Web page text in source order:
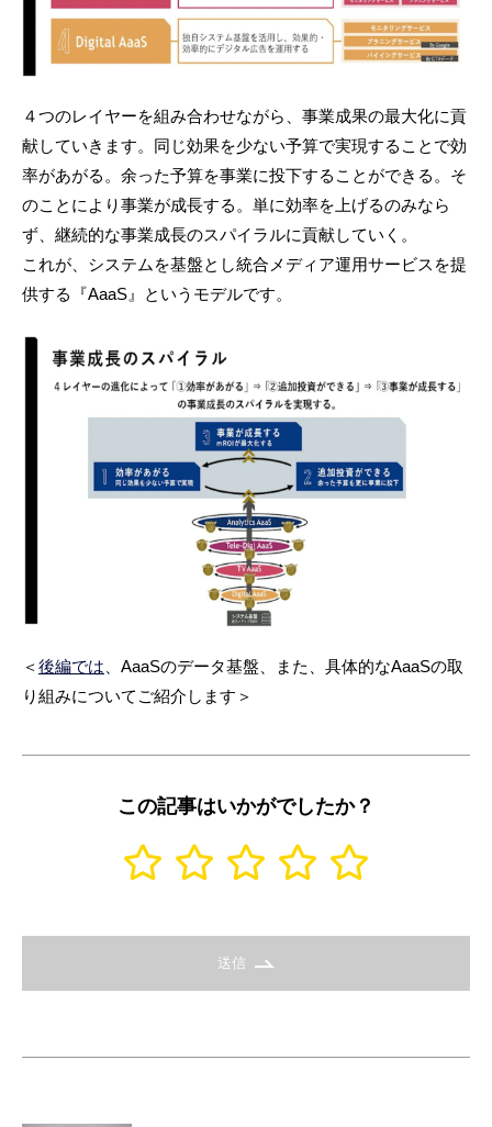
４つのレイヤーを組み合わせながら、事業成果の最大化に貢
献していきます。同じ効果を少ない予算で実現することで効
率があがる。余った予算を事業に投下することができる。そ
のことにより事業が成長する。単に効率を上げるのみなら
ず、継続的な事業成長のスパイラルに貢献していく。
これが、システムを基盤とし統合メディア運用サービスを提
供する『AaaS』というモデルです。
＜後編では 、AaaSのデータ基盤、また、具体的なAaaSの取
り組みについてご紹介します＞
この記事はいかがでしたか？
送信